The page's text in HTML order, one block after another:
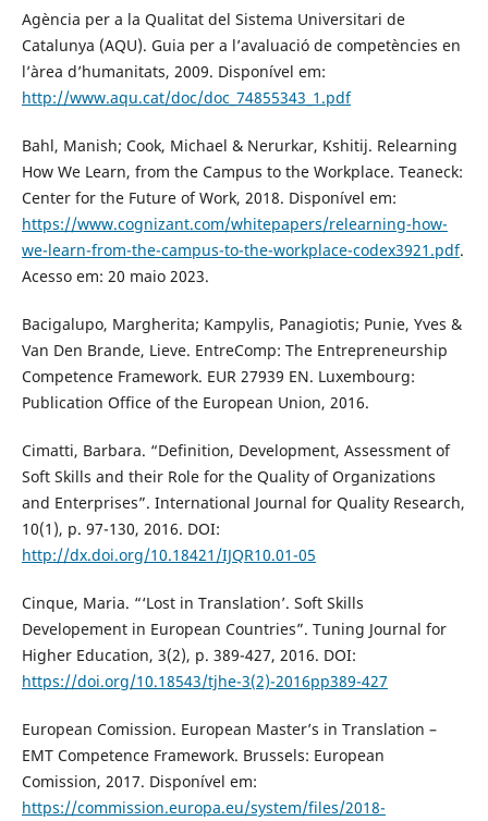
Agència per a la Qualitat del Sistema Universitari de
Catalunya (AQU). Guia per a l’avaluació de competències en
l’àrea d’humanitats, 2009. Disponível em:
http://www.aqu.cat/doc/doc_74855343_1.pdf
Bahl, Manish; Cook, Michael & Nerurkar, Kshitij. Relearning
How We Learn, from the Campus to the Workplace. Teaneck:
Center for the Future of Work, 2018. Disponível em:
https://www.cognizant.com/whitepapers/relearning-how-
we-learn-from-the-campus-to-the-workplace-codex3921.pdf.
Acesso em: 20 maio 2023.
Bacigalupo, Margherita; Kampylis, Panagiotis; Punie, Yves &
Van Den Brande, Lieve. EntreComp: The Entrepreneurship
Competence Framework. EUR 27939 EN. Luxembourg:
Publication Office of the European Union, 2016.
Cimatti, Barbara. “Definition, Development, Assessment of
Soft Skills and their Role for the Quality of Organizations
and Enterprises”. International Journal for Quality Research,
10(1), p. 97-130, 2016. DOI:
http://dx.doi.org/10.18421/IJQR10.01-05
Cinque, Maria. “‘Lost in Translation’. Soft Skills
Developement in European Countries”. Tuning Journal for
Higher Education, 3(2), p. 389-427, 2016. DOI:
https://doi.org/10.18543/tjhe-3(2)-2016pp389-427
European Comission. European Master’s in Translation –
EMT Competence Framework. Brussels: European
Comission, 2017. Disponível em:
https://commission.europa.eu/system/files/2018-